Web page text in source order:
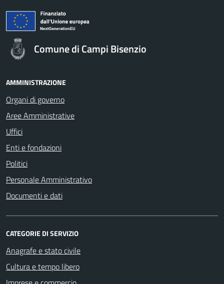
Comune di Campi Bisenzio
AMMINISTRAZIONE
Organi di governo
Aree Amministrative
Uffici
Enti e fondazioni
Politici
Personale Amministrativo
Documenti e dati
CATEGORIE DI SERVIZIO
Anagrafe e stato civile
Cultura e tempo libero